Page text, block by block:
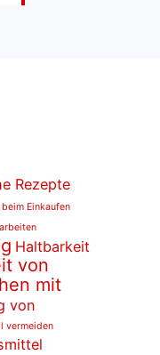
Rezepte
Einkaufen
Haltbarkeit
von
mit
von
vermeiden